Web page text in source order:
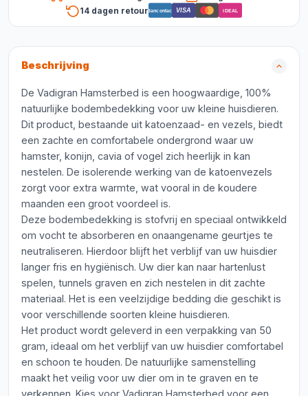
14 dagen retourBancontact VISA iDEAL
Beschrijving
De Vadigran Hamsterbed is een hoogwaardige, 100%
natuurlijke bodembedekking voor uw kleine huisdieren.
Dit product, bestaande uit katoenzaad- en vezels, biedt
een zachte en comfortabele ondergrond waar uw
hamster, konijn, cavia of vogel zich heerlijk in kan
nestelen. De isolerende werking van de katoenvezels
zorgt voor extra warmte, wat vooral in de koudere
maanden een groot voordeel is.
Deze bodembedekking is stofvrij en speciaal ontwikkeld
om vocht te absorberen en onaangename geurtjes te
neutraliseren. Hierdoor blijft het verblijf van uw huisdier
langer fris en hygiënisch. Uw dier kan naar hartenlust
spelen, tunnels graven en zich nestelen in dit zachte
materiaal. Het is een veelzijdige bedding die geschikt is
voor verschillende soorten kleine huisdieren.
Het product wordt geleverd in een verpakking van 50
gram, ideaal om het verblijf van uw huisdier comfortabel
en schoon te houden. De natuurlijke samenstelling
maakt het veilig voor uw dier om in te graven en te
verkennen. Kies voor Vadigran Hamsterbed voor een